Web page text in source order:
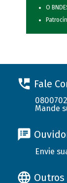
O
Fale
Mande
Envie